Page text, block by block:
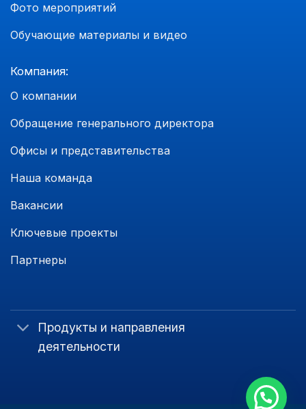
Фото мероприятий
Обучающие материалы и видео
Компания:
О компании
Обращение генерального директора
Офисы и представительства
Наша команда
Вакансии
Ключевые проекты
Партнеры
Продукты и направления
деятельности